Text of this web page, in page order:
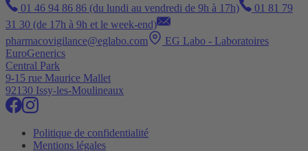
01 46 94 86 86 (du lundi au vendredi de 9h à 17h)
01 81 79
31 30 (de 17h à 9h et le week-end)
pharmacovigilance@eglabo.com
EG Labo - Laboratoires
EuroGenerics
Central Park
9-15 rue Maurice Mallet
92130 Issy-les-Moulineaux
Politique de confidentialité
Mentions légales